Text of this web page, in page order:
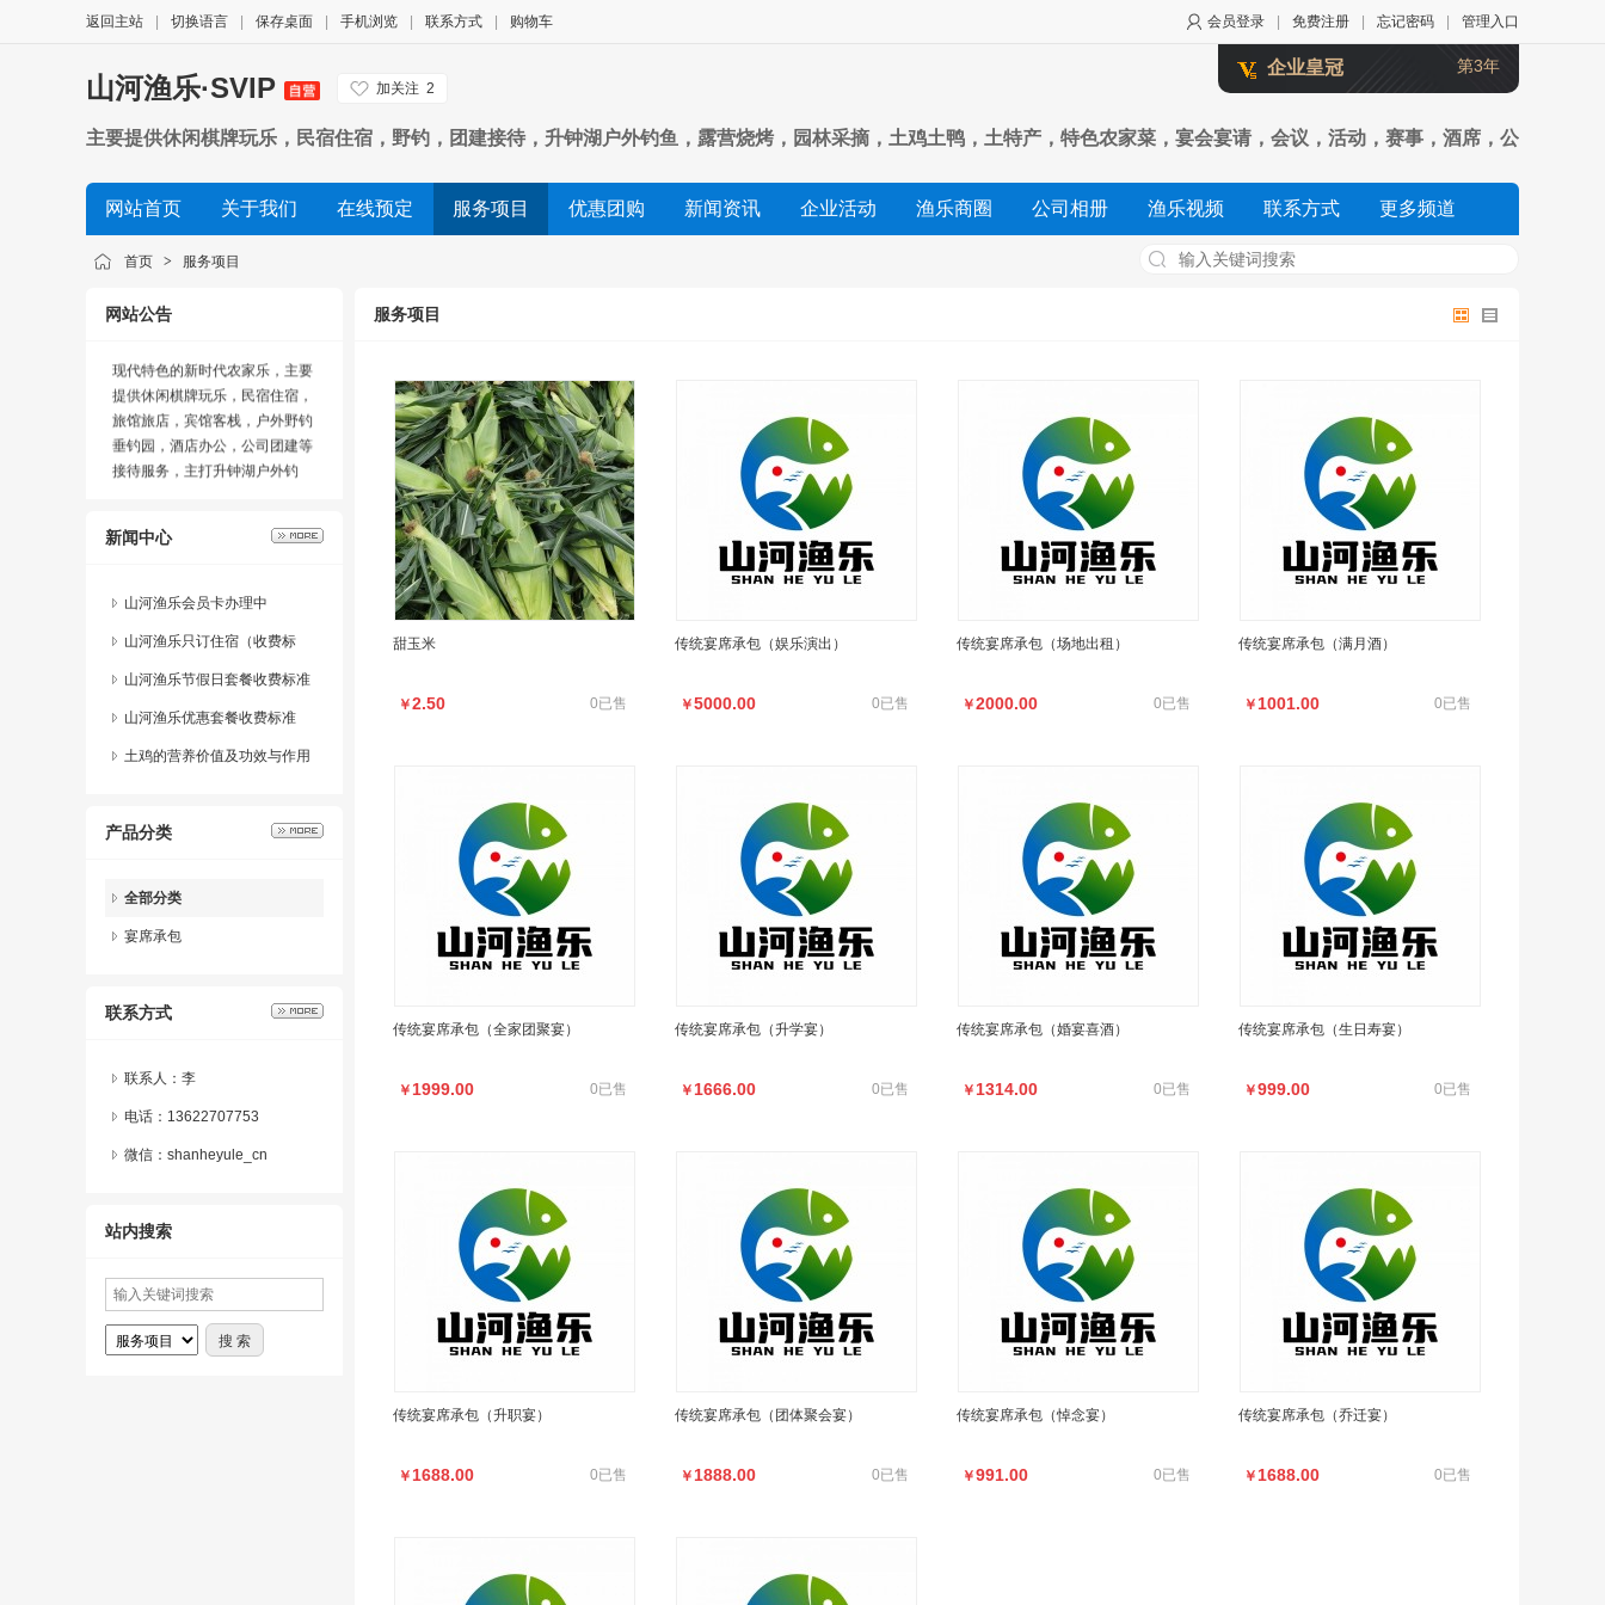
会员登录 免费注册 忘记密码 管理入口
返回主站 切换语言 保存桌面 手机浏览 联系方式 购物车
企业皇冠 第3年
山河渔乐·SVIP 加关注 2
主要提供休闲棋牌玩乐，民宿住宿，野钓，团建接待，升钟湖户外钓鱼，露营烧烤，园林采摘，土鸡土鸭，土特产，特色农家菜，宴会宴请，会议，活动，赛事，酒席，公
网站首页
关于我们 在线预定 服务项目 优惠团购 新闻资讯 企业活动 渔乐商圈 公司相册 渔乐视频 联系方式 更多频道
渔乐行情 招商代理
首页 > 服务项目
网站公告
阆中市山河渔乐农家乐，位于升
木兰湖段，距阆中古城仅40公
现代特色的新时代农家乐，主要
提供休闲棋牌玩乐，民宿住宿，
旅馆旅店，宾馆客栈，户外野钓
垂钓园，酒店办公，公司团建等
接待服务，主打升钟湖户外钓
鸡、土鸭、土特产、升钟湖生态
动赛事，酒席聚会，公司年会，
公益活动等团体接待服务；也是
休闲办公的理想选择，宽敞的停
车位及宽广的视野，依山傍水的
舒心哦…山河渔乐欢迎您的到
新闻中心
山河渔乐会员卡办理中
山河渔乐只订住宿（收费标
准）点菜加餐另算
山河渔乐节假日套餐收费标准
（节假日）
山河渔乐优惠套餐收费标准
（非节假日）
土鸡的营养价值及功效与作用
产品分类
全部分类
宴席承包
联系方式
联系人：李
电话：13622707753
微信： shanheyule_cn
站内搜索
服务项目
甜玉米
￥2.50 0已售
传统宴席承包（娱乐演出）
￥5000.00 0已售
传统宴席承包（场地出租）
￥2000.00 0已售
传统宴席承包（满月酒）
￥ 1001.00 0已售
传统宴席承包（全家团聚宴）
￥ 1999.00 0已售
传统宴席承包（升学宴）
￥ 1666.00 0已售
传统宴席承包（婚宴喜酒）
￥ 1314.00 0已售
传统宴席承包（生日寿宴）
￥999.00 0已售
传统宴席承包（升职宴）
￥ 1688.00 0已售
传统宴席承包（团体聚会宴）
￥ 1888.00 0已售
传统宴席承包（悼念宴）
￥991.00 0已售
传统宴席承包（乔迁宴）
￥ 1688.00 0已售